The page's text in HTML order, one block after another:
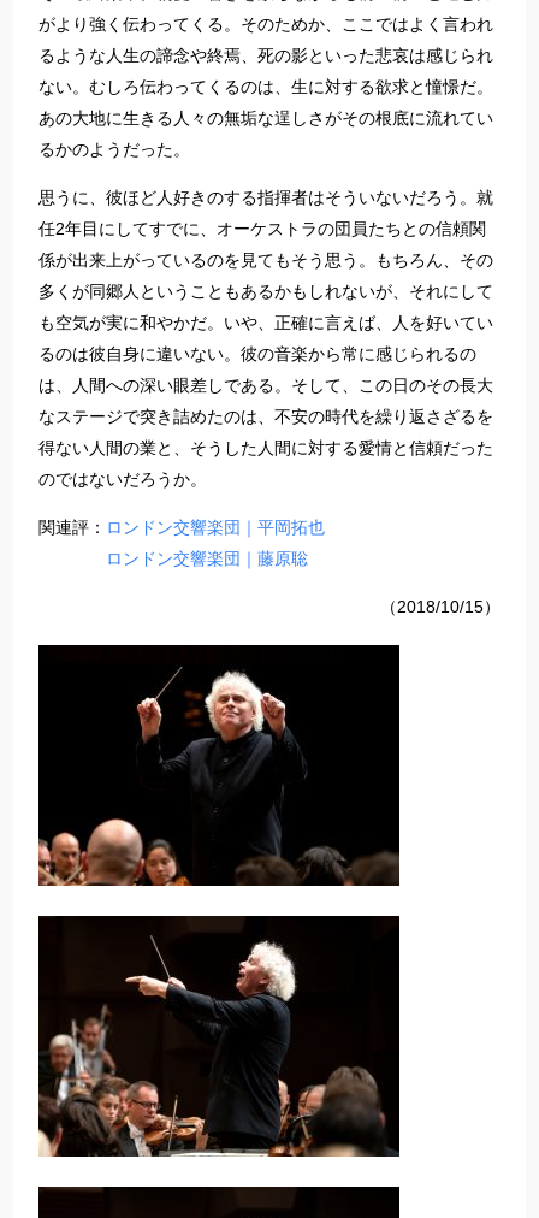
がより強く伝わってくる。そのためか、ここではよく言われ
るような人生の諦念や終焉、死の影といった悲哀は感じられ
ない。むしろ伝わってくるのは、生に対する欲求と憧憬だ。
あの大地に生きる人々の無垢な逞しさがその根底に流れてい
るかのようだった。
思うに、彼ほど人好きのする指揮者はそういないだろう。就
任2年目にしてすでに、オーケストラの団員たちとの信頼関
係が出来上がっているのを見てもそう思う。もちろん、その
多くが同郷人ということもあるかもしれないが、それにして
も空気が実に和やかだ。いや、正確に言えば、人を好いてい
るのは彼自身に違いない。彼の音楽から常に感じられるの
は、人間への深い眼差しである。そして、この日のその長大
なステージで突き詰めたのは、不安の時代を繰り返さざるを
得ない人間の業と、そうした人間に対する愛情と信頼だった
のではないだろうか。
関連評： ロンドン交響楽団｜平岡拓也
ロンドン交響楽団｜藤原聡
（2018/10/15）